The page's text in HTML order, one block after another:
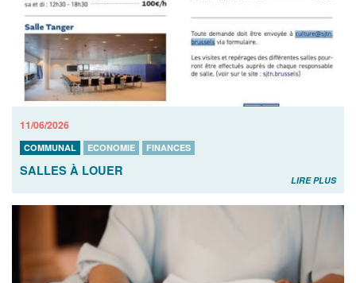
11/06/2026
COMMUNAL ECONOMIE FINANCES
SALLES À LOUER
LIRE PLUS